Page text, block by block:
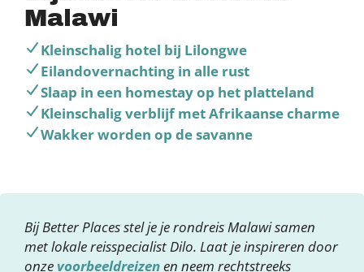
Malawi
Kleinschalig hotel bij Lilongwe
Eilandovernachting in alle rust
Slaap in een homestay op het platteland
Kleinschalig verblijf met Afrikaanse charme
Wakker worden op de savanne
Bij Better Places stel je je rondreis Malawi samen
met lokale reisspecialist Dilo. Laat je inspireren door
onze voorbeeldreizenen neem rechtstreeks